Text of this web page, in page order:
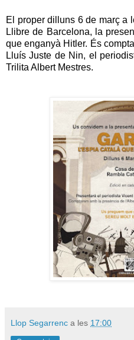
El proper dilluns 6 de març a
Llibre de Barcelona, la
que enganyà Hitler. És
Lluís Juste de Nin, el
Trilita Albert Mestres.
Llop Segarrenc a les 17:00